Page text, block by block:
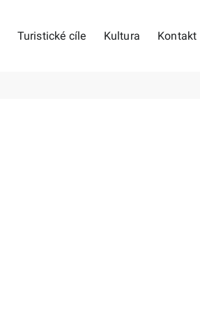
Turistické cíle Kultura Kontakt